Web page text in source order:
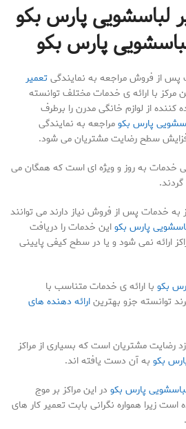
لباسشویی پارس بکو
پارس بکو
پس از فروش مراجعه به نمایندگیتعمیر
مرکز با ارائه ی خدمات مختلف توانسته
کننده از لوازم خانگی مدرن را برطرف
پارس بکومراجعه به نمایندگی
سطح رضایت مشتریان می شود.
خدمات به روز و ویژه ای است که همگان می
به خدمات پس از فروش نیاز دارند می توانند
پارس بکواین خدمات را دریافت
ارائه نمی شود و یا در سطح کیفی پایینی
بکو با ارائه ی خدمات متناسب با
توانسته جزو بهترینارائه دهنده های
رضایت مشتریان است که بسیاری از مراکز
بکو به آن دست یافته اند.
پارس بکو در این مراکز بر موج
زیرا همواره نگرانی بابت تعمیر کار های